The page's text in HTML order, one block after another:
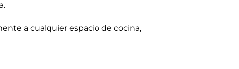
a cualquier espacio de cocina,